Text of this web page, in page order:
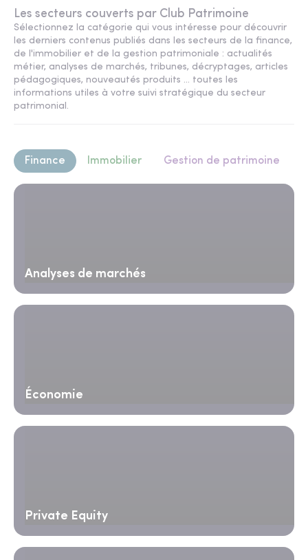
Les secteurs couverts par Club Patrimoine
Sélectionnez la catégorie qui vous intéresse pour découvrir
les derniers contenus publiés dans les secteurs de la finance,
de l'immobilier et de la gestion patrimoniale : actualités
métier, analyses de marchés, tribunes, décryptages, articles
pédagogiques, nouveautés produits ... toutes les
informations utiles à votre suivi stratégique du secteur
patrimonial.
Finance Immobilier Gestion de patrimoine
Analyses de marchés
Économie
Private Equity